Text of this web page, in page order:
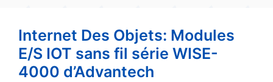
Internet Des Objets: Modules
E/S IOT sans fil série WISE-
4000 d’Advantech